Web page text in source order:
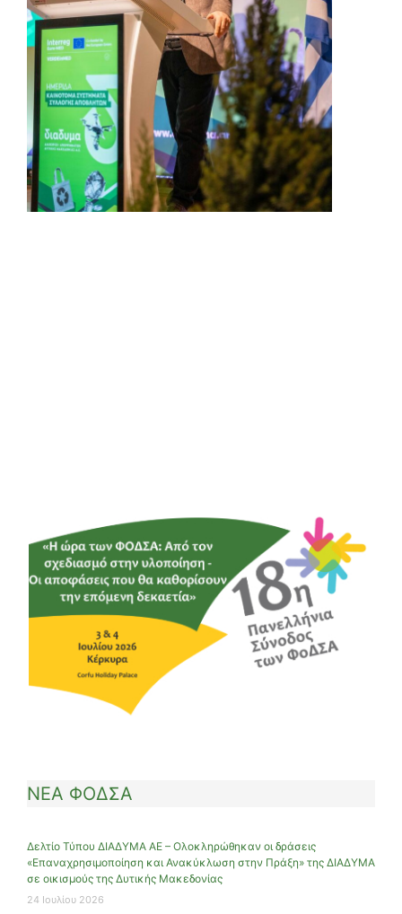
ΝΕΑ ΦΟΔΣΑ
Δελτίο Τύπου ΔΙΑΔΥΜΑ ΑΕ – Ολοκληρώθηκαν οι δράσεις
«Επαναχρησιμοποίηση και Ανακύκλωση στην Πράξη» της ΔΙΑΔΥΜΑ
σε οικισμούς της Δυτικής Μακεδονίας
24 Ιουλίου 2026